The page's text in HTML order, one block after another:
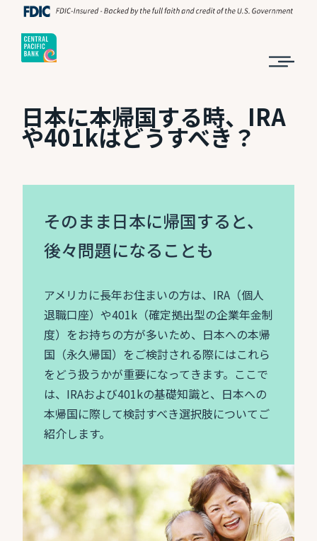
日本に本帰国する時、IRA
や401kはどうすべき？
そのまま日本に帰国すると、
後々問題になることも
アメリカに長年お住まいの方は、IRA（個人
退職口座）や401k（確定拠出型の企業年金制
度）をお持ちの方が多いため、日本への本帰
国（永久帰国）をご検討される際にはこれら
をどう扱うかが重要になってきます。ここで
は、IRAおよび401kの基礎知識と、日本への
本帰国に際して検討すべき選択肢についてご
紹介します。